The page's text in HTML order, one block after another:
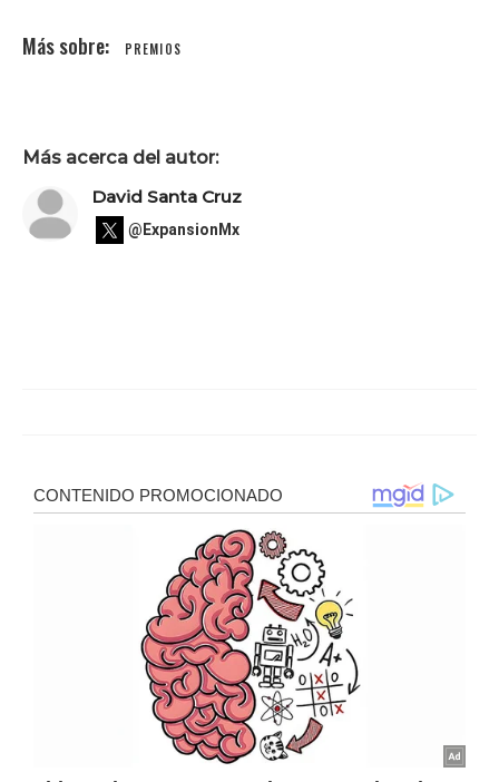
PREMIOS
Más acerca del autor:
David Santa Cruz
@ExpansionMx